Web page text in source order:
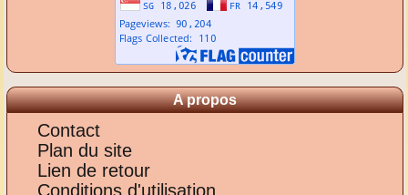
A propos
Contact
Plan du site
Lien de retour
Conditions d'utilisation